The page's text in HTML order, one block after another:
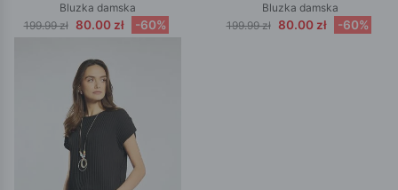
Bluzka damska
199.99 zł 80.00 zł -60%
Bluzka damska
199.99 zł 80.00 zł -60%